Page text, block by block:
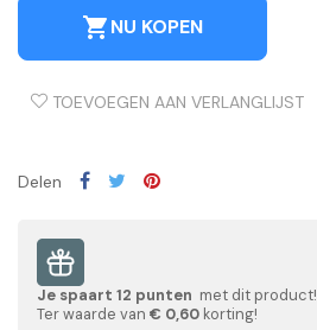
shopping_cartNU KOPEN
TOEVOEGEN AAN VERLANGLIJST
Delen
Je spaart 12 punten met dit product!
Ter waarde van € 0,60 korting!